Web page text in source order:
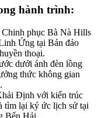
hành trình:
Chinh phục Bà Nà Hills
Ứng tại Bán đảo
thoại.
dưới ánh đèn lồng
thức không gian
Định với kiến trúc
tìm lại ký ức lịch sử tại
Bến Hải.